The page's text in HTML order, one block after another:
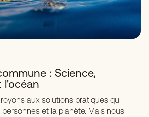
: Science,
l'océan
aux solutions pratiques qui
et la planète. Mais nous